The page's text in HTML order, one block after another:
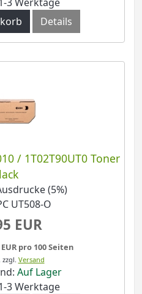
Details
/ 1T02T90UT0 Toner
(5%)
UT508-O
EUR
pro 100 Seiten
zzgl. Versand
Auf Lager
3 Werktage